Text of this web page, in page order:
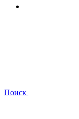
Поиск